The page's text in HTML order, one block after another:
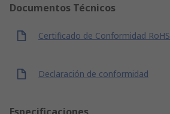
Documentos Técnicos
Certificado de Conformidad RoHS
Declaración de conformidad